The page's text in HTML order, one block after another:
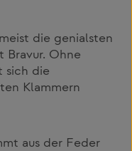
die genialsten
Bravur. Ohne
sich die
Klammern
aus der Feder